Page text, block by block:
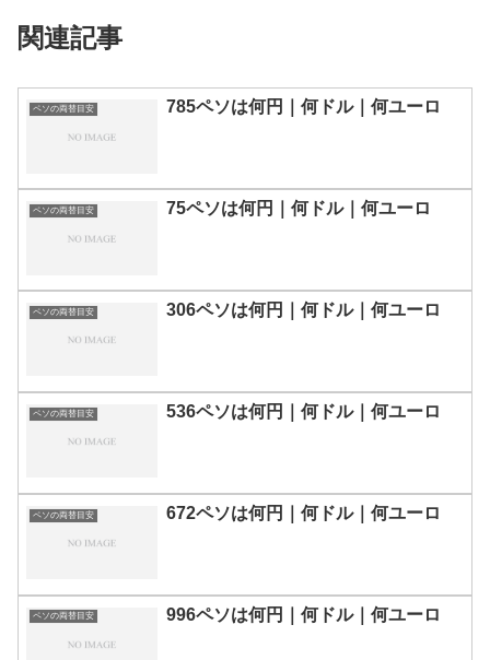
関連記事
ペソの両替目安 785ペソは何円｜何ドル｜何ユーロ
ペソの両替目安 75ペソは何円｜何ドル｜何ユーロ
ペソの両替目安 306ペソは何円｜何ドル｜何ユーロ
ペソの両替目安 536ペソは何円｜何ドル｜何ユーロ
ペソの両替目安 672ペソは何円｜何ドル｜何ユーロ
ペソの両替目安 996ペソは何円｜何ドル｜何ユーロ